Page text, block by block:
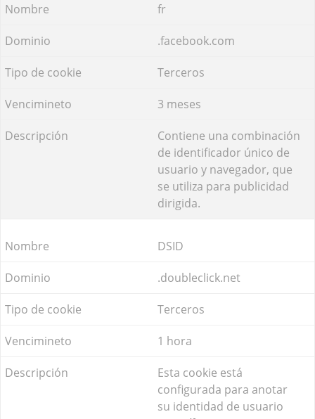
fr
.facebook.com
Terceros
3 meses
Contiene una combinación
de identificador único de
usuario y navegador, que
se utiliza para publicidad
dirigida.
DSID
.doubleclick.net
Terceros
1 hora
Esta cookie está
configurada para anotar
su identidad de usuario